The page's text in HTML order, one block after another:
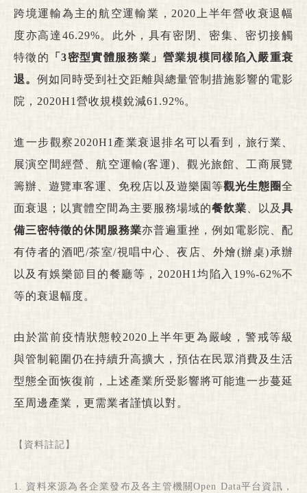
跨境運輸為主的航空運輸業，2020上半年營收衰退幅
度亦高達46.29%。此外，具有密閉、密集、密切接觸
特徵的
「3密型實體服務業」營業規模同樣陷入嚴重衰
退。 例如同時受到社交距離與總量管制措施影響的電影
院，2020H1營收規模銳減61.92%。
進一步觀察2020H1產業衰退排名可以看到，旅行業、
展演空間經營、航空運輸(客運)、觀光旅館、工商展覽
籌辦、遊覽車客運、免稅店以及遊樂園等觀光生態圈全
面衰退；以實體空間為主要服務場域的餐飲業 、以及 具
備三密特徵的休閒服務業亦普遍重挫，例如電影院、配
有侍者的酒吧/茶室/視唱中心、夜店、外燴(辦桌)承辦
以及有娛樂節目的餐廳等，2020H1均陷入19%-62%不
等的衰退幅度。
由於當前疫情狀態較2020上半年更為嚴峻，警戒等級
與管制範圍仍在持續升高擴大，預估在民眾消費及生活
型態全面恢復前，上述產業所受影響將可能進一步蔓延
至周邊產業，更需業者謹慎以對。
【資料註記】
1. 資料來源為各企業發布及各主管機關Open Data平台資訊，